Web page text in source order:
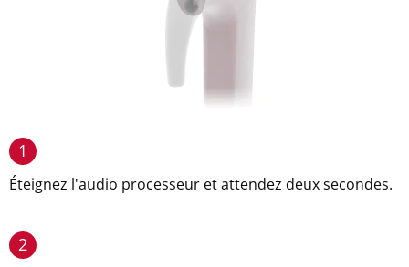
1
Éteignez l'audio processeur et attendez deux secondes.
2